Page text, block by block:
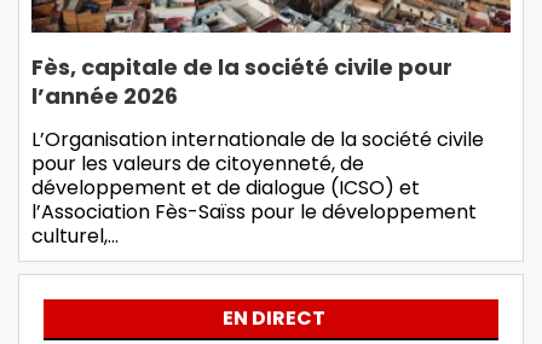
Fès, capitale de la société civile pour
l’année 2026
L’Organisation internationale de la société civile
pour les valeurs de citoyenneté, de
développement et de dialogue (ICSO) et
l’Association Fès-Saïss pour le développement
culturel,…
EN DIRECT